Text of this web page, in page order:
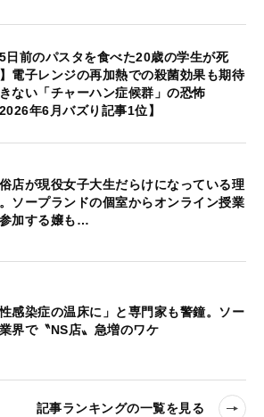
5日前のパスタを食べた20歳の学生が死
電子レンジの再加熱での殺菌効果も期待
ない「チャーハン症候群」の恐怖
2026年6月バズり記事1位】
店が現役女子大生だらけになっている理
ソープランドの個室からオンライン授業
加する嬢も…
性感染症の温床に」と専門家も警鐘。ソー
界で〝NS店〟急増のワケ
記事ランキングの一覧を見る